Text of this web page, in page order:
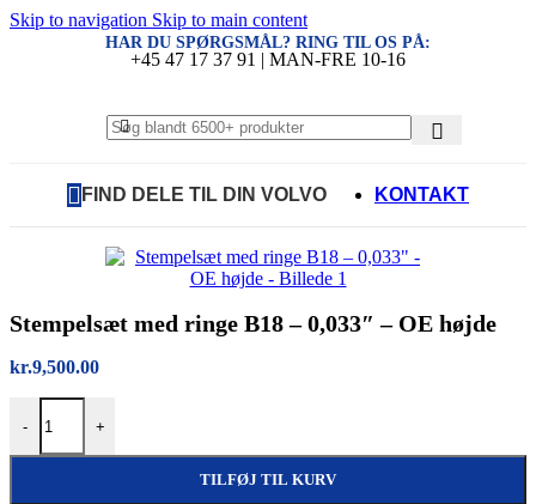
Skip to navigation Skip to main content
HAR DU SPØRGSMÅL? RING TIL OS PÅ:
+45 47 17 37 91 | MAN-FRE 10-16
FIND DELE TIL DIN VOLVO KONTAKT
Stempelsæt med ringe B18 – 0,033″ – OE højde
kr.9,500.00
-
Stempelsæt med ringe B18 – 0,033" - OE højde antal
+
TILFØJ TIL KURV